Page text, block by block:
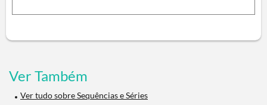
Ver Também
Ver tudo sobre Sequências e Séries